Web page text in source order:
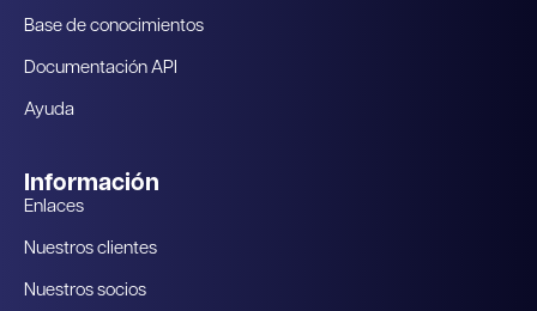
Base de conocimientos
Documentación API
Ayuda
Información
Enlaces
Nuestros clientes
Nuestros socios